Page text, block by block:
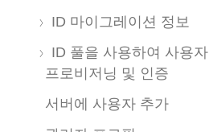
ID 마이그레이션 정보
ID 풀을 사용하여 사용자
프로비저닝 및 인증
서버에 사용자 추가